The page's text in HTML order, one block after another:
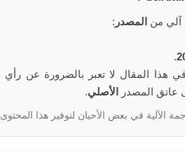
آلي من المصدر :
.
عاتق المصدر
الأصلي.
الآلية في بعض الأحيان لتوفير هذا المحتوى.